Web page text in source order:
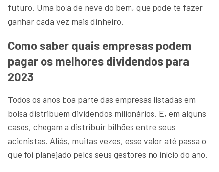
futuro. Uma bola de neve do bem, que pode te fazer
ganhar cada vez mais dinheiro.
Como saber quais empresas podem
pagar os melhores dividendos para
2023
Todos os anos boa parte das empresas listadas em
bolsa distribuem dividendos milionários. E, em alguns
casos, chegam a distribuir bilhões entre seus
acionistas. Aliás, muitas vezes, esse valor até passa o
que foi planejado pelos seus gestores no início do ano.